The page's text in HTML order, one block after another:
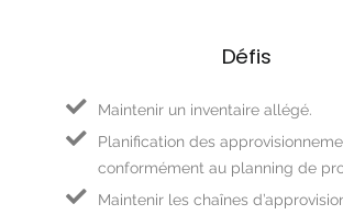
Défis
Maintenir un inventaire allégé.
Planification des
conformément au planning de
Maintenir les chaînes